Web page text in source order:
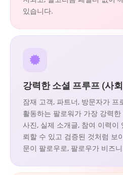
있습니다.
강력한 소셜 프루프 (사
잠재 고객, 파트너, 방문자가 프
활동하는 팔로워가 가장 강력
사진, 실제 소개글, 참여 이력이
뢰할 수 있고 검증된 것처럼
문이 팔로우로, 팔로우가 비즈